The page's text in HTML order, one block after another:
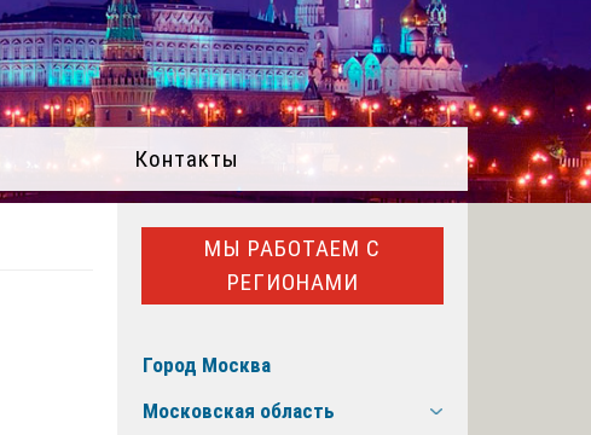
Контакты
МЫ РАБОТАЕМ С
РЕГИОНАМИ
Город Москва
Московская область